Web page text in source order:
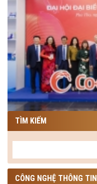
TÌM KIẾM
CÔNG NGHỆ THÔNG TIN